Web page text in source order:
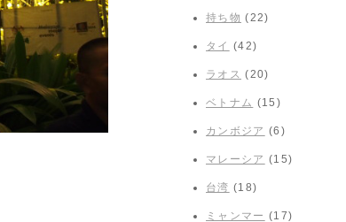
持ち物 (22)
タイ (42)
ラオス (20)
ベトナム (15)
カンボジア (6)
マレーシア (15)
台湾 (18)
ミャンマー (17)